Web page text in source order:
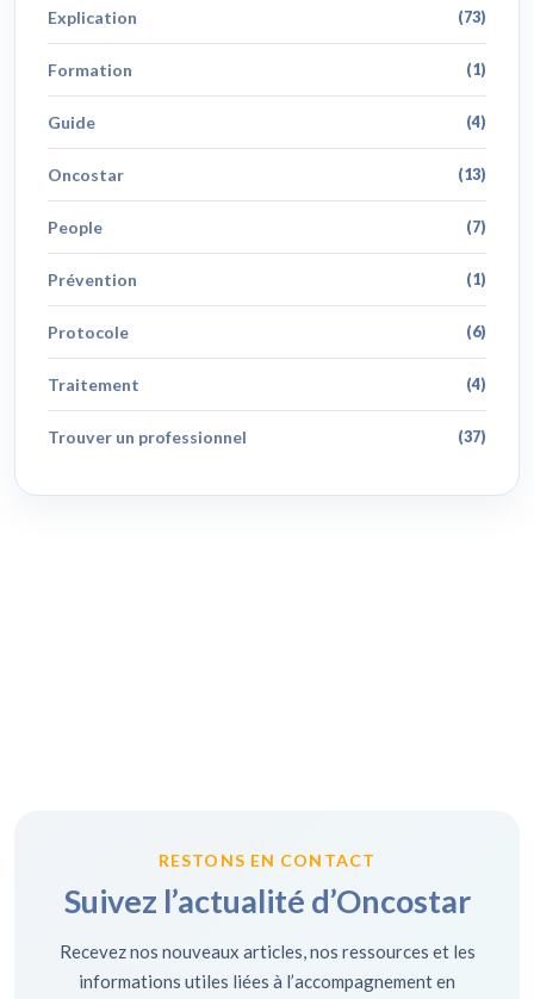
Explication (73)
Formation (1)
Guide (4)
Oncostar (13)
People (7)
Prévention (1)
Protocole (6)
Traitement (4)
Trouver un professionnel (37)
RESTONS EN CONTACT
Suivez l’actualité d’Oncostar
Recevez nos nouveaux articles, nos ressources et les
informations utiles liées à l’accompagnement en